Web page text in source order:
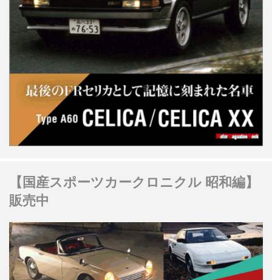
【国産スポーツカークロニクル 昭和編】
販売中